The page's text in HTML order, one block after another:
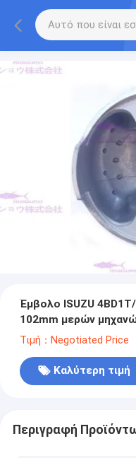
Έμβολο ISUZU
102mm μερών
Τιμή：Negotiated Price
Καλύτερη τιμή
Περιγραφή